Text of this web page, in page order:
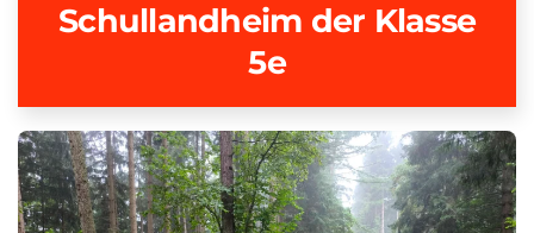
Schullandheim der Klasse
5e